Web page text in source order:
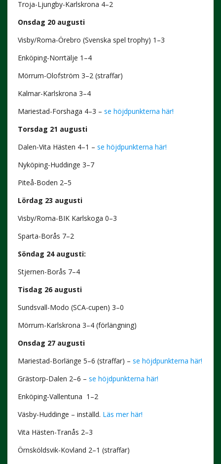
Troja-Ljungby-Karlskrona 4–2
Onsdag 20 augusti
Visby/Roma-Örebro (Svenska spel trophy) 1–3
Enköping-Norrtälje 1–4
Mörrum-Olofström 3–2 (straffar)
Kalmar-Karlskrona 3–4
Mariestad-Forshaga 4–3 – se höjdpunkterna här!
Torsdag 21 augusti
Dalen-Vita Hästen 4–1 – se höjdpunkterna här!
Nyköping-Huddinge 3–7
Piteå-Boden 2–5
Lördag 23 augusti
Visby/Roma-BIK Karlskoga 0–3
Sparta-Borås 7–2
Söndag 24 augusti:
Stjernen-Borås 7–4
Tisdag 26 augusti
Sundsvall-Modo (SCA-cupen) 3–0
Mörrum-Karlskrona 3–4 (förlängning)
Onsdag 27 augusti
Mariestad-Borlänge 5–6 (straffar) – se höjdpunkterna här!
Grästorp-Dalen 2–6 – se höjdpunkterna här!
Enköping-Vallentuna 1–2
Väsby-Huddinge – inställd. Läs mer här!
Vita Hästen-Tranås 2–3
Örnsköldsvik-Kovland 2–1 (straffar)